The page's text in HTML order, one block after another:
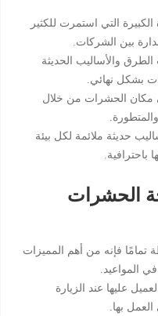
التي استمرت للكثير
بين الشركات.
الطرق والأساليب الحديثة
بشكل نهائي.
مكان الحشرات من خلال
حديثة ملائمة لكل بيئة
باحترافية.
الحشرات
تمامًا فإنه من أهم المميزات
في المواعيد.
عليها عند الزيارة
العمل بها.